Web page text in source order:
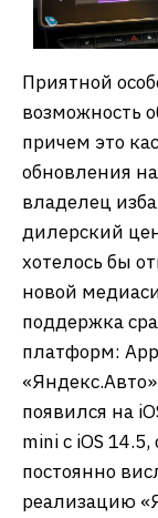
Приятной
возможность
причем это
обновления
владелец
дилерский
хотелось бы
новой
поддержка
платформ:
появился на
mini с iOS
постоянно
реализацию